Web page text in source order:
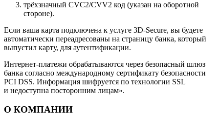
трёхзначный CVC2/CVV2 код (указан на оборотной
стороне).
Если ваша карта подключена к услуге 3D-Secure, вы будете
автоматически переадресованы на страницу банка, который
выпустил карту, для аутентификации.
Интернет-платежи обрабатываются через безопасный шлюз
банка согласно международному сертификату безопасности
PCI DSS. Информация шифруется по технологии SSL
и недоступна посторонним лицам».
О КОМПАНИИ